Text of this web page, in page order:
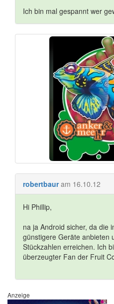
Ich bin mal gespannt wer
robertbaur am 16.10.12
Hi Phillip,
na ja Android sicher, da die
günstigere Geräte anbieten
Stückzahlen erreichen. Ich
überzeugter Fan der Fruit
Anzeige